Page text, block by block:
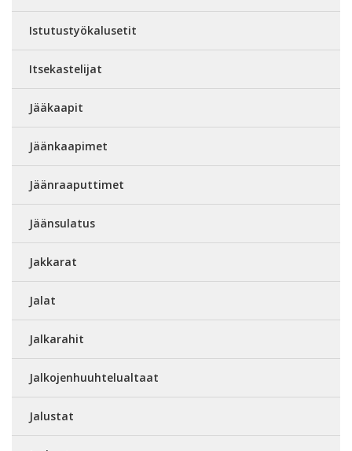
Istutustyökalusetit
Itsekastelijat
Jääkaapit
Jäänkaapimet
Jäänraaputtimet
Jäänsulatus
Jakkarat
Jalat
Jalkarahit
Jalkojenhuuhtelualtaat
Jalustat